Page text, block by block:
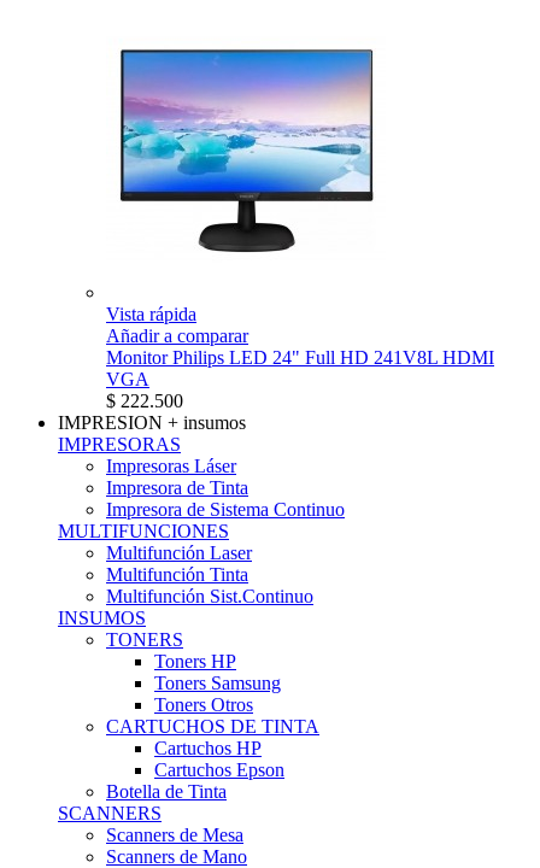
Vista rápida
Añadir a comparar
Monitor Philips LED 24" Full HD 241V8L HDMI
VGA
$ 222.500
IMPRESION + insumos
IMPRESORAS
Impresoras Láser
Impresora de Tinta
Impresora de Sistema Continuo
MULTIFUNCIONES
Multifunción Laser
Multifunción Tinta
Multifunción Sist.Continuo
INSUMOS
TONERS
Toners HP
Toners Samsung
Toners Otros
CARTUCHOS DE TINTA
Cartuchos HP
Cartuchos Epson
Botella de Tinta
SCANNERS
Scanners de Mesa
Scanners de Mano